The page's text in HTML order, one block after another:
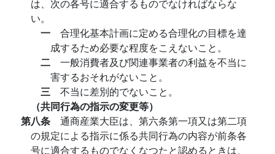
は、次の各号に適合するものでなければならな
い。
一 合理化基本計画に定める合理化の目標を達
成するため必要な程度をこえないこと。
二 一般消費者及び関連事業者の利益を不当に
害するおそれがないこと。
三 不当に差別的でないこと。
（共同行為の指示の変更等）
第八条 通商産業大臣は、第六条第一項又は第二項
の規定による指示に係る共同行為の内容が前条各
号に適合するものでなくなつたと認めるときは、